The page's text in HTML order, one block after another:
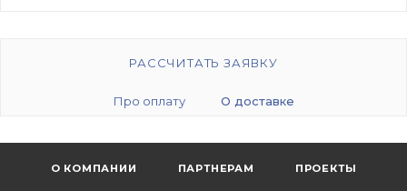
РАССЧИТАТЬ ЗАЯВКУ
Про оплату О доставке
О КОМПАНИИ ПАРТНЕРАМ ПРОЕКТЫ